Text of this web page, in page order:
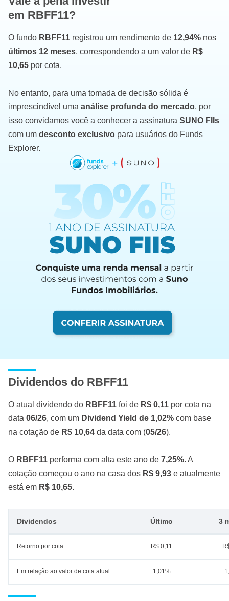
em RBFF11?
O fundo RBFF11 registrou um rendimento de 12,94% nos
últimos 12 meses, correspondendo a um valor de R$
10,65 por cota.
No entanto, para uma tomada de decisão sólida é
imprescindível uma análise profunda do mercado, por
isso convidamos você a conhecer a assinatura SUNO FIIs
com um desconto exclusivo para usuários do Funds
Explorer.
Dividendos do RBFF11
O atual dividendo do RBFF11 foi de R$ 0,11 por cota na
data 06/26, com um Dividend Yield de 1,02% com base
na cotação de R$ 10,64 da data com (05/26).
O RBFF11 performa com alta este ano de 7,25%. A
cotação começou o ano na casa dos R$ 9,93 e atualmente
está em R$ 10,65.
Dividendos Último 3
Retorno por cota R$ 0,11
Em relação ao valor de cota atual 1,01%